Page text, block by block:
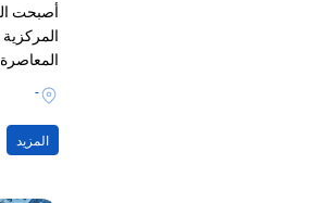
أصبحت
فقط على
بل على
الصورة
-
المزيد